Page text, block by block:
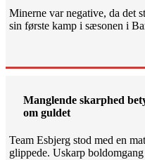
Minerne var negative, da det
sin første kamp i sæsonen i
Manglende skarphed
om guldet
Team Esbjerg stod med en
glippede. Uskarp